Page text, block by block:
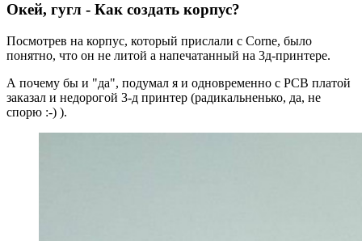
Окей, гугл - Как создать корпус?
Посмотрев на корпус, который прислали с Corne, было
понятно, что он не литой а напечатанный на 3д-принтере.
А почему бы и "да", подумал я и одновременно с PCB платой
заказал и недорогой 3-д принтер (радикальненько, да, не
спорю :-) ).